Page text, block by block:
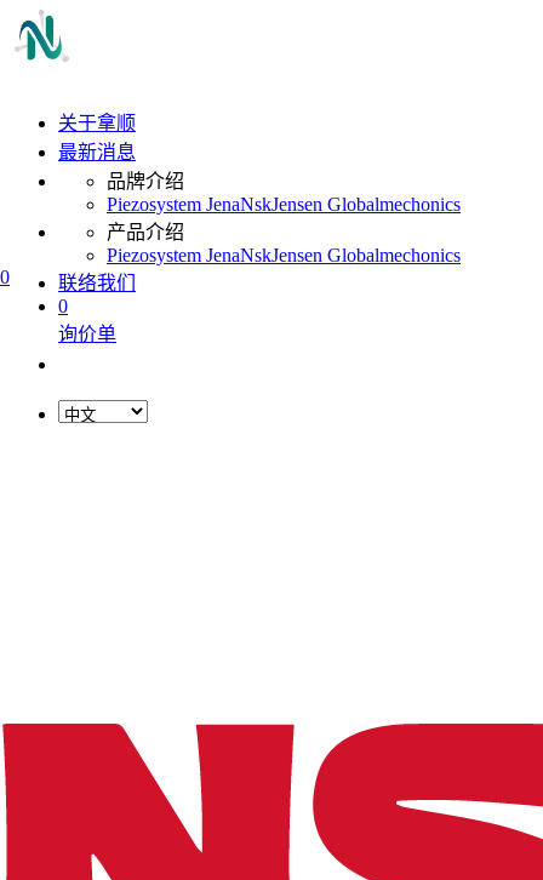
0
关于拿顺
最新消息
品牌介绍
Piezosystem JenaNskJensen Globalmechonics
产品介绍
Piezosystem JenaNskJensen Globalmechonics
联络我们
0
询价单